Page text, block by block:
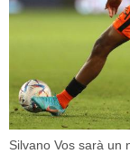
Silvano Vos sarà un